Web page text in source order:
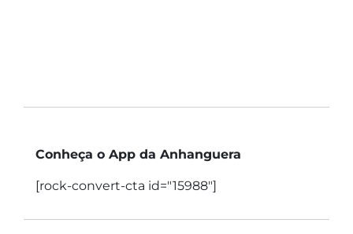
Conheça o App da Anhanguera
[rock-convert-cta id="15988"]